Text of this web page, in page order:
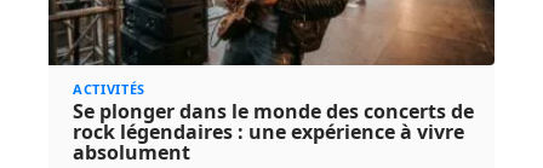
ACTIVITÉS
Se plonger dans le monde des concerts de
rock légendaires : une expérience à vivre
absolument